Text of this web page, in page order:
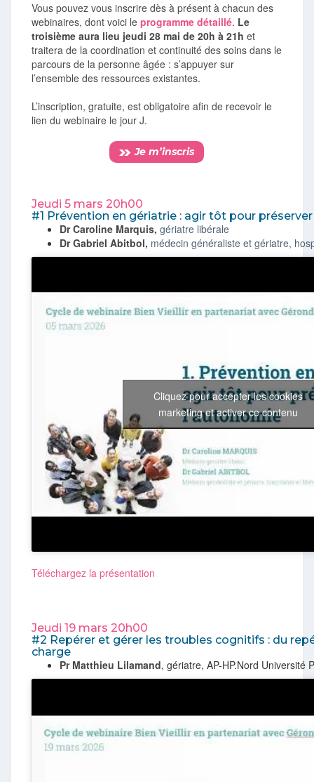
Vous pouvez vous inscrire dès à présent à chacun des
webinaires, dont voici leprogramme détaillé. Le
troisième aura lieu jeudi 28 mai de 20h à 21h et
traitera de la coordination et continuité des soins dans le
parcours de la personne âgée : s’appuyer sur
l’ensemble des ressources existantes.
L’inscription, gratuite, est obligatoire afin de recevoir le
lien du webinaire le jour J.
Je m’inscris
Jeudi 5 mars 20h00
#1 Prévention en gériatrie : agir tôt pour
Dr Caroline Marquis, gériatre libérale
Dr Gabriel Abitbol, médecin généraliste et gériatre,
Cliquez pour accepter les cookies
marketing et activer ce contenu
Téléchargez la présentation
Jeudi 19 mars 20h00
#2 Repérer et gérer les troubles cognitifs : du
charge
Pr Matthieu Lilamand, gériatre, AP-HP.Nord Université